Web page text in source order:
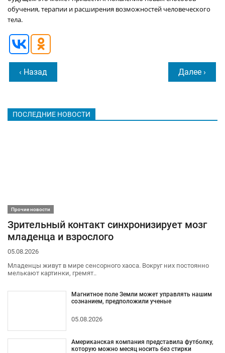
обучения, терапии и расширения возможностей человеческого
тела.
‹ Назад Далее ›
ПОСЛЕДНИЕ НОВОСТИ
Прочие новости
Зрительный контакт синхронизирует мозг
младенца и взрослого
05.08.2026
Младенцы живут в мире сенсорного хаоса. Вокруг них постоянно
мелькают картинки, гремят..
Магнитное поле Земли может управлять нашим
сознанием, предположили ученые
05.08.2026
Американская компания представила футболку,
которую можно месяц носить без стирки